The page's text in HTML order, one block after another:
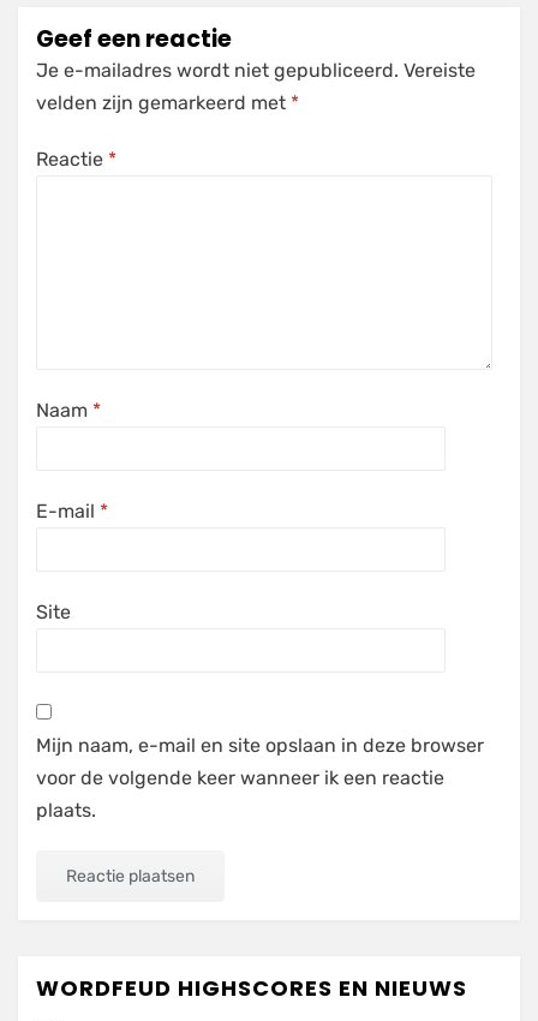
Geef een reactie
Je e-mailadres wordt niet gepubliceerd. Vereiste
velden zijn gemarkeerd met *
Reactie *
Naam *
E-mail *
Site
Mijn naam, e-mail en site opslaan in deze browser
voor de volgende keer wanneer ik een reactie
plaats.
WORDFEUD HIGHSCORES EN NIEUWS